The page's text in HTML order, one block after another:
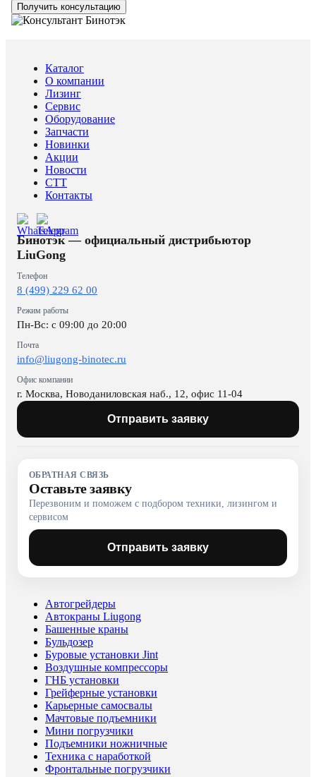
Получить консультацию
Каталог
О компании
Лизинг
Сервис
Оборудование
Запчасти
Новинки
Акции
Новости
CTT
Контакты
Бинотэк — официальный дистрибьютор
LiuGong
Телефон
8 (499) 229 62 00
Режим работы
Пн-Вс: c 09:00 до 20:00
Почта
info@liugong-binotec.ru
Офис компании
г. Москва, Новоданиловская наб., 12, офис 11-04
Отправить заявку
ОБРАТНАЯ СВЯЗЬ
Оставьте заявку
Перезвоним и поможем с подбором техники, лизингом и
сервисом
Отправить заявку
Автогрейдеры
Автокраны Liugong
Башенные краны
Бульдозер
Буровые установки Jint
Воздушные компрессоры
ГНБ установки
Грейферные установки
Карьерные самосвалы
Мачтовые подъемники
Мини погрузчики
Подъемники ножничные
Техника с наработкой
Фронтальные погрузчики